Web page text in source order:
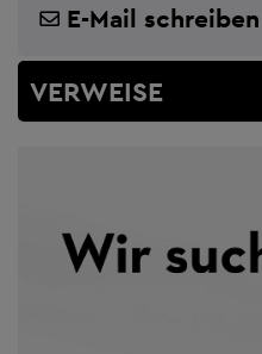
E-Mail schreiben
VERWEISE